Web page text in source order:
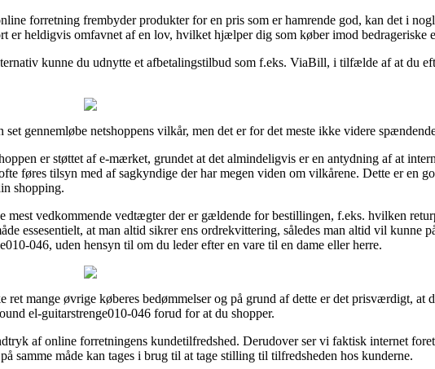
forretning frembyder produkter for en pris som er hamrende god, kan det i
heldigvis omfavnet af en lov, hvilket hjælper dig som køber imod bedrageriske
kunne du udnytte et afbetalingstilbud som f.eks. ViaBill, i tilfælde af at du
gennemløbe netshoppens vilkår, men det er for det meste ikke videre
er støttet af e-mærket, grundet at det almindeligvis er en antydning af at
føres tilsyn med af sagkyndige der har megen viden om vilkårene. Dette er en
shopping.
mest vedkommende vedtægter der er gældende for bestillingen, f.eks. hvilken
essesentielt, at man altid sikrer ens ordrekvittering, således man altid vil kunne
046, uden hensyn til om du leder efter en vare til en dame eller herre.
mange øvrige køberes bedømmelser og på grund af dette er det prisværdigt, at
el-guitarstrenge010-046 forud for at du shopper.
af online forretningens kundetilfredshed. Derudover ser vi faktisk internet
samme måde kan tages i brug til at tage stilling til tilfredsheden hos kunderne.